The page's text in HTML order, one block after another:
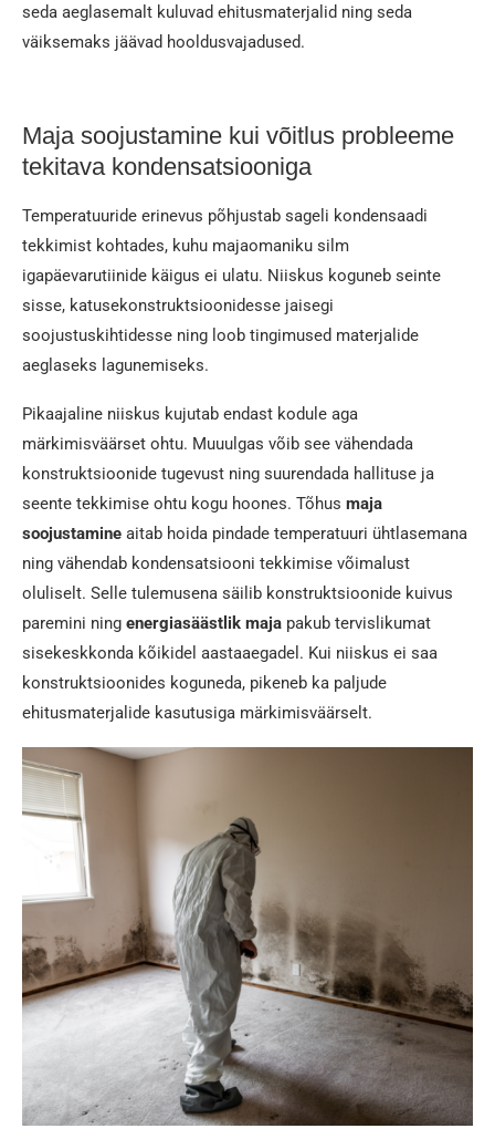
seda aeglasemalt kuluvad ehitusmaterjalid ning seda
väiksemaks jäävad hooldusvajadused.
Maja soojustamine kui võitlus probleeme
tekitava kondensatsiooniga
Temperatuuride erinevus põhjustab sageli kondensaadi
tekkimist kohtades, kuhu majaomaniku silm
igapäevarutiinide käigus ei ulatu. Niiskus koguneb seinte
sisse, katusekonstruktsioonidesse jaisegi
soojustuskihtidesse ning loob tingimused materjalide
aeglaseks lagunemiseks.
Pikaajaline niiskus kujutab endast kodule aga
märkimisväärset ohtu. Muuulgas võib see vähendada
konstruktsioonide tugevust ning suurendada hallituse ja
seente tekkimise ohtu kogu hoones. Tõhus maja
soojustamine aitab hoida pindade temperatuuri ühtlasemana
ning vähendab kondensatsiooni tekkimise võimalust
oluliselt. Selle tulemusena säilib konstruktsioonide kuivus
paremini ning energiasäästlik maja pakub tervislikumat
sisekeskkonda kõikidel aastaaegadel. Kui niiskus ei saa
konstruktsioonides koguneda, pikeneb ka paljude
ehitusmaterjalide kasutusiga märkimisväärselt.